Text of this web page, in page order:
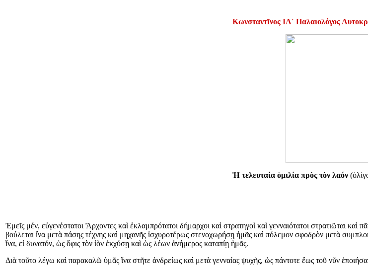
Κωνσταντῖνος ΙΑ´ Παλαιολόγος
Ἡ τελευταία ὁμιλία πρὸς τὸν λαόν
Ἐμεῖς μέν, εὐγενέστατοι Ἄρχοντες καὶ ἐκλαμπρότατοι δήμαρχοι καὶ στρατηγοὶ καὶ γενναιότατοι στρατιῶται
βούλεται ἵνα μετὰ πάσης τέχνης καὶ μηχανῆς ἰσχυροτέρως στενοχωρήσῃ ἡμᾶς καὶ πόλεμον σφοδρὸν μετὰ
ἵνα, εἰ δυνατόν, ὡς ὄφις τὸν ἰὸν ἐκχύσῃ καὶ ὡς λέων ἀνήμερος καταπίῃ ἡμᾶς.
Διὰ τοῦτο λέγω καὶ παρακαλῶ ὑμᾶς ἵνα στῆτε ἀνδρείως καὶ μετὰ γενναίας ψυχῆς, ὡς πάντοτε ἕως τοῦ νῦν